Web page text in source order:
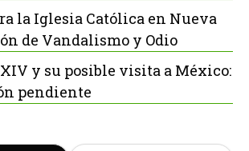
la Iglesia Católica en Nueva
de Vandalismo y Odio
y su posible visita a México:
pendiente